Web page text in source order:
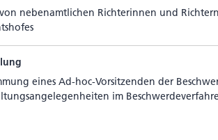
neben­amt­li­chen Rich­te­rinnen und
eines Ad-hoc-Vor­sit­zenden der
im